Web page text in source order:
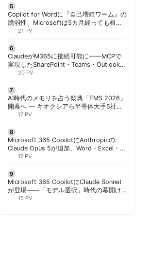
Copilot for Wordに『自己増殖ワーム』の
脆弱性、Microsoftは5カ月経っても根本
対策できず | 胡田昌彦
21 PV
ClaudeがM365に接続可能に——MCPで
実現したSharePoint・Teams・Outlook連
携、セキュリティと実務への影響を読み
20 PV
AI時代のメモリを占う祭典「FMS 2026」
開幕へ ― キオクシアら半導体大手5社が
基調講演に集結 | 胡田昌彦
17 PV
Microsoft 365 CopilotにAnthropicの
Claude Opus 5が追加、Word・Excel・
PowerPointで選択可能に | 胡田昌彦
17 PV
Microsoft 365 CopilotにClaude Sonnet
が登場——「モデル選択」時代の幕開け
と管理者が知るべき注意点 | 胡田昌彦
16 PV